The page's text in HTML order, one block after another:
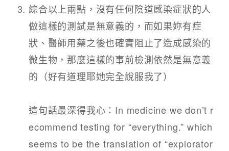
綜合以上兩點，沒有任何陰道感染症狀的人
做這樣的測試是無意義的，而如果妳有症
狀、醫師用藥之後也確實阻止了造成感染的
微生物，那麼這樣的事前檢測依然是無意義
的（好有道理耶她完全說服我了）​
這句話最深得我心：In medicine we don’t r
ecommend testing for “everything.” which
seems to be the translation of “explorator